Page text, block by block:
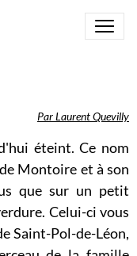
Par Laurent Quevilly
éteint. Ce nom
Montoire et à son
que sur un petit
Celui-ci vous
Saint-Pol-de-Léon,